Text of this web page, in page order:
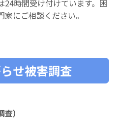
24時間受け付けています。困
にご相談ください。
せ被害調査
）